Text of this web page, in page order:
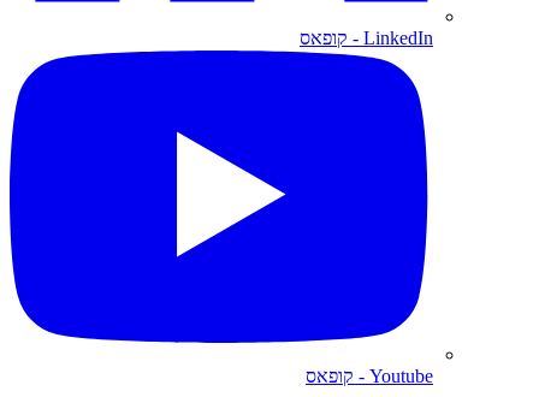
LinkedIn - קופאס
Youtube - קופאס